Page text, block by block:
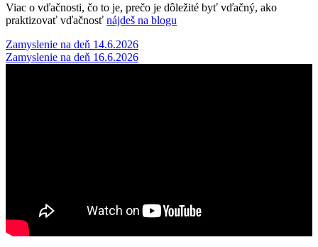
Viac o vďačnosti, čo to je, prečo je dôležité byť vďačný, ako
praktizovať vďačnosť nájdeš na blogu
Post
navigation
Zamyslenie na deň 14.6.2026
Zamyslenie na deň 16.6.2026